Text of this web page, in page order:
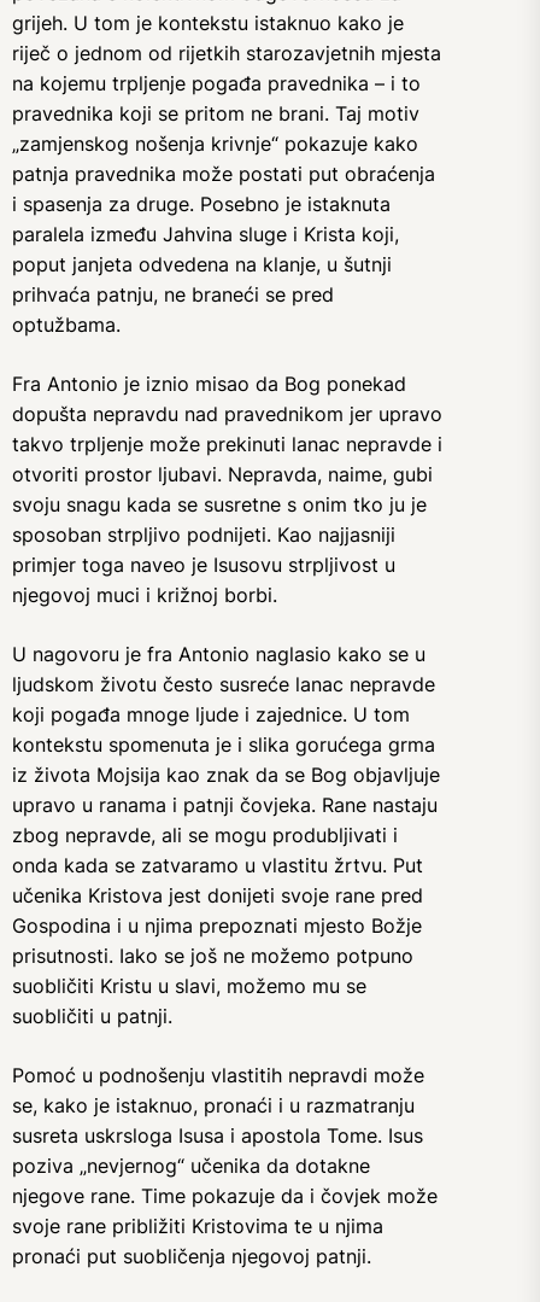
grijeh. U tom je kontekstu istaknuo kako je
riječ o jednom od rijetkih starozavjetnih mjesta
na kojemu trpljenje pogađa pravednika – i to
pravednika koji se pritom ne brani. Taj motiv
„zamjenskog nošenja krivnje“ pokazuje kako
patnja pravednika može postati put obraćenja
i spasenja za druge. Posebno je istaknuta
paralela između Jahvina sluge i Krista koji,
poput janjeta odvedena na klanje, u šutnji
prihvaća patnju, ne braneći se pred
optužbama.
Fra Antonio je iznio misao da Bog ponekad
dopušta nepravdu nad pravednikom jer upravo
takvo trpljenje može prekinuti lanac nepravde i
otvoriti prostor ljubavi. Nepravda, naime, gubi
svoju snagu kada se susretne s onim tko ju je
sposoban strpljivo podnijeti. Kao najjasniji
primjer toga naveo je Isusovu strpljivost u
njegovoj muci i križnoj borbi.
U nagovoru je fra Antonio naglasio kako se u
ljudskom životu često susreće lanac nepravde
koji pogađa mnoge ljude i zajednice. U tom
kontekstu spomenuta je i slika gorućega grma
iz života Mojsija kao znak da se Bog objavljuje
upravo u ranama i patnji čovjeka. Rane nastaju
zbog nepravde, ali se mogu produbljivati i
onda kada se zatvaramo u vlastitu žrtvu. Put
učenika Kristova jest donijeti svoje rane pred
Gospodina i u njima prepoznati mjesto Božje
prisutnosti. Iako se još ne možemo potpuno
suobličiti Kristu u slavi, možemo mu se
suobličiti u patnji.
Pomoć u podnošenju vlastitih nepravdi može
se, kako je istaknuo, pronaći i u razmatranju
susreta uskrsloga Isusa i apostola Tome. Isus
poziva „nevjernog“ učenika da dotakne
njegove rane. Time pokazuje da i čovjek može
svoje rane približiti Kristovima te u njima
pronaći put suobličenja njegovoj patnji.